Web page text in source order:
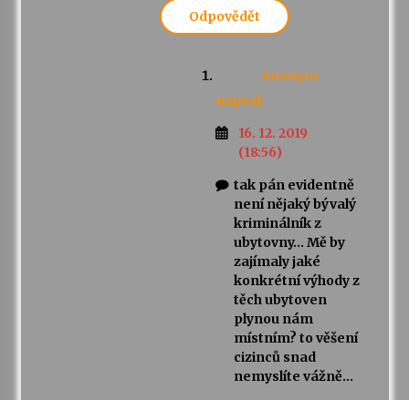
Odpovědět
Anonym
napsal:
16. 12. 2019
(18:56)
tak pán evidentně
není nějaký bývalý
kriminálník z
ubytovny… Mě by
zajímaly jaké
konkrétní výhody z
těch ubytoven
plynou nám
místním? to věšení
cizinců snad
nemyslíte vážně…